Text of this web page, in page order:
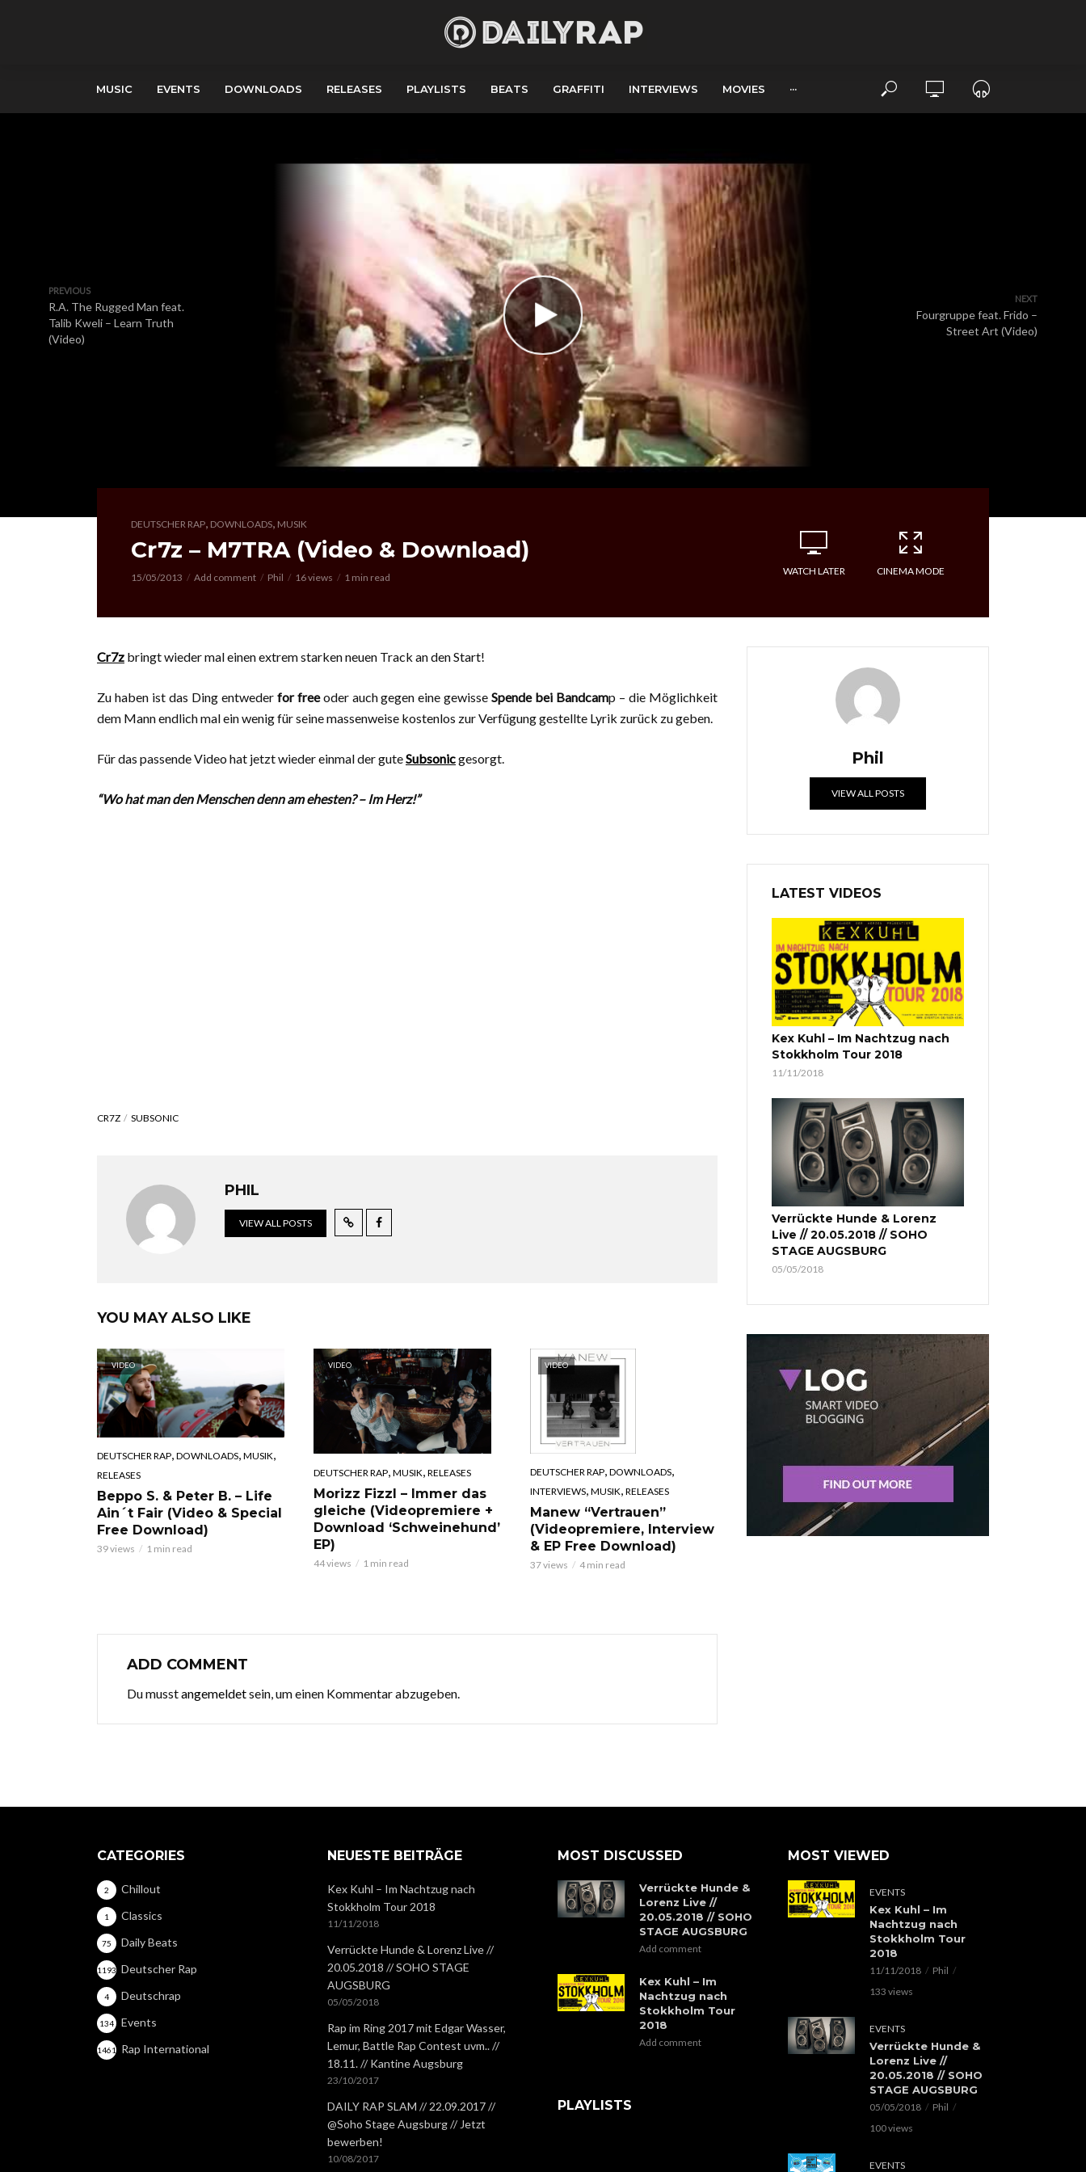
MUSIC EVENTS DOWNLOADS RELEASES PLAYLISTS BEATS GRAFFITI INTERVIEWS MOVIES ···
PREVIOUS
R.A. The Rugged Man feat.
Talib Kweli – Learn Truth
(Video)
NEXT
Fourgruppe feat. Frido –
Street Art (Video)
DEUTSCHER RAP, DOWNLOADS, MUSIK
Cr7z – M7TRA (Video & Download)
15/05/2013 Add comment Phil 16 views 1 min read
WATCH LATER CINEMA MODE
Cr7z bringt wieder mal einen extrem starken neuen Track an den Start!
Zu haben ist das Ding entweder for freeoder auch gegen eine gewisseSpende bei Bandcamp – die Möglichkeit
dem Mann endlich mal ein wenig für seine massenweise kostenlos zur Verfügung gestellte Lyrik zurück zu geben.
Für das passende Video hat jetzt wieder einmal der guteSubsonicgesorgt.
“Wo hat man den Menschen denn am ehesten? – Im Herz!”
CR7Z SUBSONIC
PHIL
VIEW ALL POSTS
YOU MAY ALSO LIKE
VIDEO
DEUTSCHER RAP DOWNLOADS MUSIK
RELEASES
Beppo S. & Peter B. – Life
Ain´t Fair (Video & Special
Free Download)
39 views 1 min read
VIDEO
DEUTSCHER RAP, MUSIK RELEASES
Morizz Fizzl – Immer das
gleiche (Videopremiere +
Download ‘Schweinehund’
EP)
44 views 1 min read
VIDEO
DEUTSCHER RAP, DOWNLOADS,
INTERVIEWS, MUSIK, RELEASES
Manew “Vertrauen”
(Videopremiere, Interview
& EP Free Download)
37 views 4 min read
ADD COMMENT
Du musstangemeldetsein, um einen Kommentar abzugeben.
Phil
VIEW ALL POSTS
LATEST VIDEOS
Kex Kuhl – Im Nachtzug nach
Stokkholm Tour 2018
11/11/2018
Verrückte Hunde & Lorenz
Live // 20.05.2018 // SOHO
STAGE AUGSBURG
05/05/2018
CATEGORIES
Chillout
2
Classics
1
Daily Beats
75
Deutscher Rap
1193
Deutschrap
4
Events
134
Rap International
1461
NEUESTE BEITRÄGE
Kex Kuhl – Im Nachtzug nach
Stokkholm Tour 2018
11/11/2018
Verrückte Hunde & Lorenz Live //
20.05.2018 // SOHO STAGE
AUGSBURG
05/05/2018
Rap im Ring 2017 mit Edgar Wasser,
Lemur, Battle Rap Contest uvm.. //
18.11. // Kantine Augsburg
23/10/2017
DAILY RAP SLAM // 22.09.2017 //
@Soho Stage Augsburg // Jetzt
bewerben!
10/08/2017
MOST DISCUSSED
Verrückte Hunde &
Lorenz Live //
20.05.2018 // SOHO
STAGE AUGSBURG
Add comment
Kex Kuhl – Im
Nachtzug nach
Stokkholm Tour
2018
Add comment
PLAYLISTS
MOST VIEWED
EVENTS
Kex Kuhl – Im
Nachtzug nach
Stokkholm Tour
2018
11/11/2018
Phil
133 views
EVENTS
Verrückte Hunde &
Lorenz Live //
20.05.2018 // SOHO
STAGE AUGSBURG
05/05/2018
Phil
100 views
EVENTS